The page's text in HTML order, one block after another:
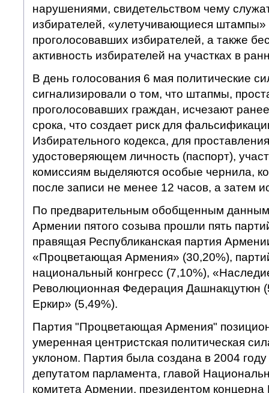
нарушениями, свидетельством чему
избирателей, «улетучивающиеся штампы»
проголосовавших избирателей, а также
активность избирателей на участках в
В день голосования 6 мая политические
сигнализировали о том, что штапмы,
проголосовавших граждан, исчезают
срока, что создает риск для
Избирательного кодекса, для
удостоверяющем личность (паспорт),
комиссиям выделяются особые чернила,
после записи не менее 12 часов, а затем
По предварительным обобщенным
Армении пятого созыва прошли пять
правящая Республиканская партия
«Процветающая Армения» (30,20%),
национальный конгресс (7,10%),
Революционная Федерация Дашнакцутюн
Еркир» (5,49%).
Партия "Процветающая Армения"
умеренная центристская политическая
уклоном. Партия была создана в 2004
депутатом парламента, главой
комитета Армении, президентом концерна